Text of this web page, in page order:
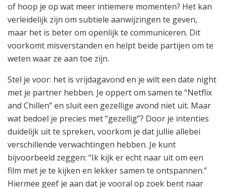
of hoop je op wat meer intiemere momenten? Het kan
verleidelijk zijn om subtiele aanwijzingen te geven,
maar het is beter om openlijk te communiceren. Dit
voorkomt misverstanden en helpt beide partijen om te
weten waar ze aan toe zijn.
Stel je voor: het is vrijdagavond en je wilt een date night
met je partner hebben. Je oppert om samen te “Netflix
and Chillen” en sluit een gezellige avond niet uit. Maar
wat bedoel je precies met “gezellig”? Door je intenties
duidelijk uit te spreken, voorkom je dat jullie allebei
verschillende verwachtingen hebben. Je kunt
bijvoorbeeld zeggen: “Ik kijk er echt naar uit om een
film met je te kijken en lekker samen te ontspannen.”
Hiermee geef je aan dat je vooral op zoek bent naar